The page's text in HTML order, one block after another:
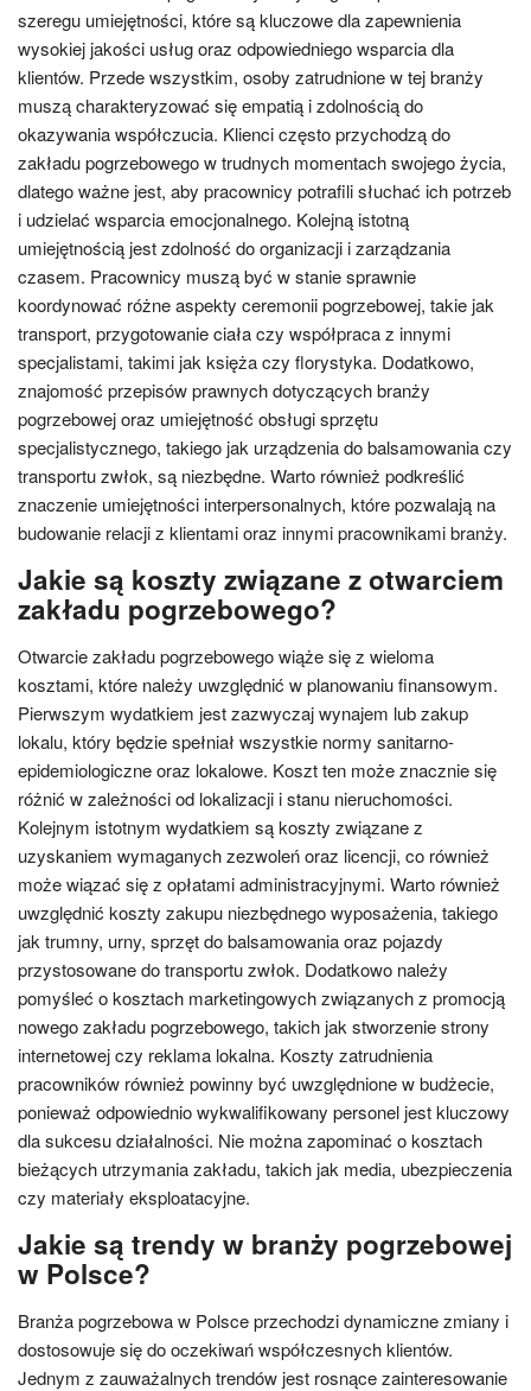
szeregu umiejętności, które są kluczowe dla zapewnienia
wysokiej jakości usług oraz odpowiedniego wsparcia dla
klientów. Przede wszystkim, osoby zatrudnione w tej branży
muszą charakteryzować się empatią i zdolnością do
okazywania współczucia. Klienci często przychodzą do
zakładu pogrzebowego w trudnych momentach swojego życia,
dlatego ważne jest, aby pracownicy potrafili słuchać ich potrzeb
i udzielać wsparcia emocjonalnego. Kolejną istotną
umiejętnością jest zdolność do organizacji i zarządzania
czasem. Pracownicy muszą być w stanie sprawnie
koordynować różne aspekty ceremonii pogrzebowej, takie jak
transport, przygotowanie ciała czy współpraca z innymi
specjalistami, takimi jak księża czy florystyka. Dodatkowo,
znajomość przepisów prawnych dotyczących branży
pogrzebowej oraz umiejętność obsługi sprzętu
specjalistycznego, takiego jak urządzenia do balsamowania czy
transportu zwłok, są niezbędne. Warto również podkreślić
znaczenie umiejętności interpersonalnych, które pozwalają na
budowanie relacji z klientami oraz innymi pracownikami branży.
Jakie są koszty związane z otwarciem
zakładu pogrzebowego?
Otwarcie zakładu pogrzebowego wiąże się z wieloma
kosztami, które należy uwzględnić w planowaniu finansowym.
Pierwszym wydatkiem jest zazwyczaj wynajem lub zakup
lokalu, który będzie spełniał wszystkie normy sanitarno-
epidemiologiczne oraz lokalowe. Koszt ten może znacznie się
różnić w zależności od lokalizacji i stanu nieruchomości.
Kolejnym istotnym wydatkiem są koszty związane z
uzyskaniem wymaganych zezwoleń oraz licencji, co również
może wiązać się z opłatami administracyjnymi. Warto również
uwzględnić koszty zakupu niezbędnego wyposażenia, takiego
jak trumny, urny, sprzęt do balsamowania oraz pojazdy
przystosowane do transportu zwłok. Dodatkowo należy
pomyśleć o kosztach marketingowych związanych z promocją
nowego zakładu pogrzebowego, takich jak stworzenie strony
internetowej czy reklama lokalna. Koszty zatrudnienia
pracowników również powinny być uwzględnione w budżecie,
ponieważ odpowiednio wykwalifikowany personel jest kluczowy
dla sukcesu działalności. Nie można zapominać o kosztach
bieżących utrzymania zakładu, takich jak media, ubezpieczenia
czy materiały eksploatacyjne.
Jakie są trendy w branży pogrzebowej
w Polsce?
Branża pogrzebowa w Polsce przechodzi dynamiczne zmiany i
dostosowuje się do oczekiwań współczesnych klientów.
Jednym z zauważalnych trendów jest rosnące zainteresowanie